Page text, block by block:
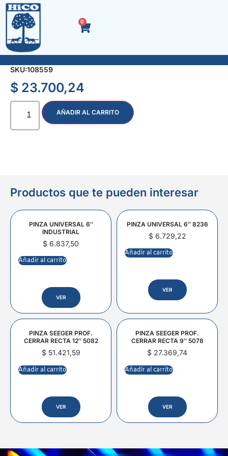
0
REMACHE CARROCERO 4.8 x 14 CAJA x 500 u.
SKU:108559
$ 23.700,24
AÑADIR AL CARRITO
Productos que te pueden interesar
PINZA UNIVERSAL 6″
INDUSTRIAL
$ 6.837,50
Añadir al carrito
VER
PINZA UNIVERSAL 6″ 8236
$6.729,22
Añadir al carrito
VER
PINZA SEEGER PROF.
CERRAR RECTA 12″ 5082
$51.421,59
Añadir al carrito
VER
PINZA SEEGER PROF.
CERRAR RECTA 9″ 5078
$ 27.369,74
Añadir al carrito
VER